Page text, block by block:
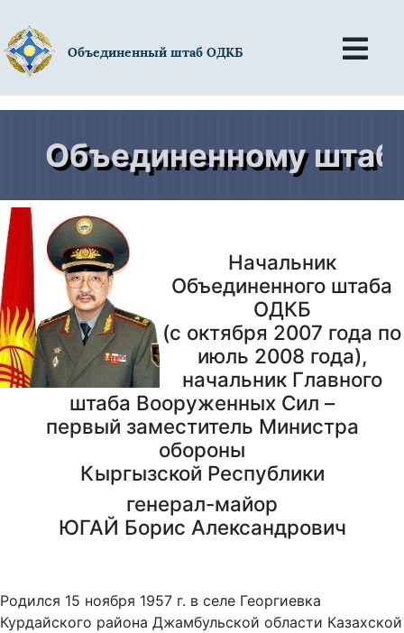
Объединенный штаб ОДКБ
Объединенному
Начальник
Объединенного штаба
ОДКБ
(с октября 2007 года по
июль 2008 года),
начальник Главного
штаба Вооруженных Сил –
первый заместитель Министра
обороны
Кыргызской Республики
генерал-майор
ЮГАЙ Борис Александрович
Родился 15 ноября 1957 г. в селе Георгиевка
Курдайского района Джамбульской области Казахской